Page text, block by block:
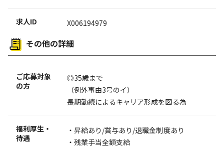
求人ID X006194979
その他の詳細
ご応募対象
の方
◎35歳まで
（例外事由3号のイ）
長期勤続によるキャリア形成を図る為
福利厚生・
待遇
・昇給あり/賞与あり/退職金制度あり
・残業手当全額支給